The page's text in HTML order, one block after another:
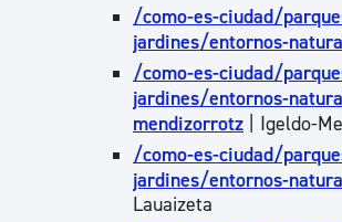
/como-es-ciudad/
jardines/entornos-
/como-es-ciudad/
jardines/entornos-
mendizorrotz | Igeldo-
/como-es-ciudad/
jardines/entornos-
Lauaizeta